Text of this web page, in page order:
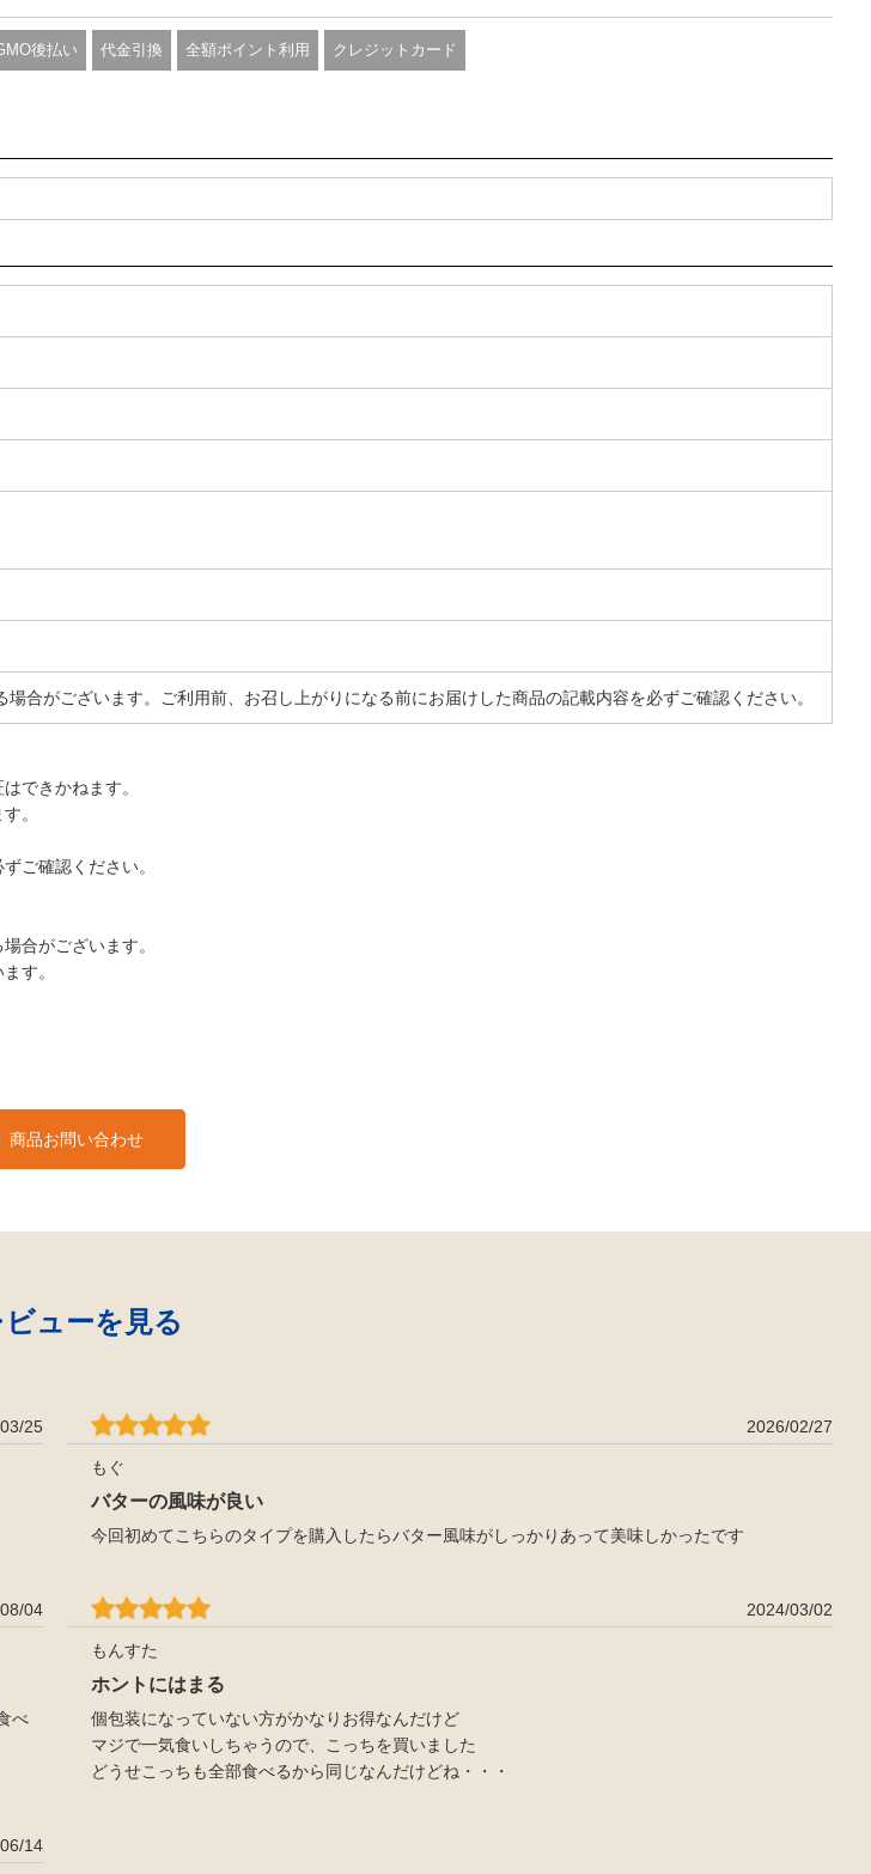
後払い 代金引換 全額ポイント利用 クレジットカード
合がございます。ご利用前、お召し上がりになる前にお届けした商品の記載内容を必ずご確認ください。
できかねます。
。
ご確認ください。
合がございます。
す。
商品お問い合わせ
ビューを見る
25 2026/02/27
もぐ
バターの風味が良い
今回初めてこちらのタイプを購入したらバター風味がしっかりあって美味しかったです
04
べ
2024/03/02
もんすた
ホントにはまる
個包装になっていない方がかなりお得なんだけど
マジで一気食いしちゃうので、こっちを買いました
どうせこっちも全部食べるから同じなんだけどね・・・
14